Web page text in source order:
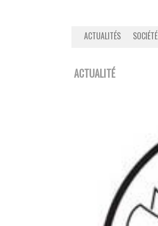
ACTUALITÉS SOCIÉTÉ
ACTUALITÉ